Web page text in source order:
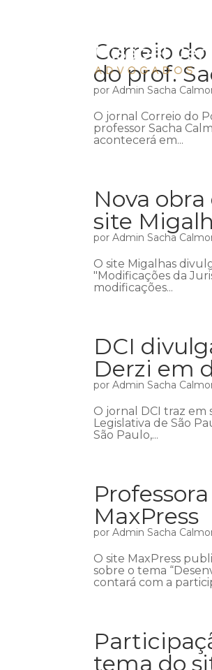
Correio
do prof.
porAdmin Sacha
O jornal Correio do
professor Sacha
acontecerá em...
Nova
site
porAdmin Sacha
O site Migalhas
"Modificações da
modificações...
DCI
Derzi em
porAdmin Sacha
O jornal DCI traz em
Legislativa de São
São Paulo,...
MaxPress
porAdmin Sacha
O site MaxPress
sobre o tema
contará com a
tema do